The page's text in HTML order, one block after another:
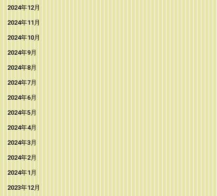
2024年12月
2024年11月
2024年10月
2024年9月
2024年8月
2024年7月
2024年6月
2024年5月
2024年4月
2024年3月
2024年2月
2024年1月
2023年12月